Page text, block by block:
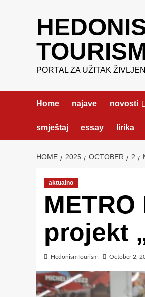
PORTAL ZA UŽITAK
Home najave novosti
smještaj essay lirika
HOME 2025 OCTOBER 2
aktualno
projekt
HedonismTourism October 2,